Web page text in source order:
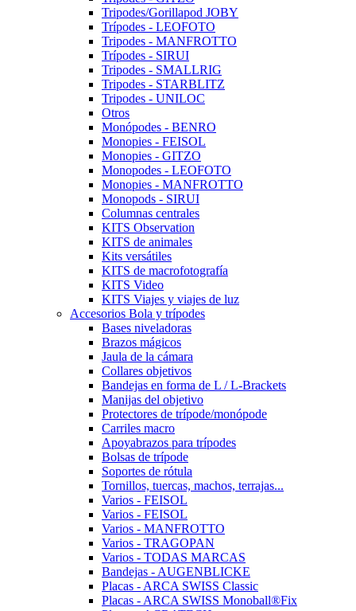
Tripodes/Gorillapod JOBY
Trípodes - LEOFOTO
Tripodes - MANFROTTO
Trípodes - SIRUI
Tripodes - SMALLRIG
Tripodes - STARBLITZ
Tripodes - UNILOC
Otros
Monópodes - BENRO
Monopies - FEISOL
Monopies - GITZO
Monopodes - LEOFOTO
Monopies - MANFROTTO
Monopods - SIRUI
Columnas centrales
KITS Observation
KITS de animales
Kits versátiles
KITS de macrofotografía
KITS Video
KITS Viajes y viajes de luz
Accesorios Bola y trípodes
Bases niveladoras
Brazos mágicos
Jaula de la cámara
Collares objetivos
Bandejas en forma de L / L-Brackets
Manijas del objetivo
Protectores de trípode/monópode
Carriles macro
Apoyabrazos para trípodes
Bolsas de trípode
Soportes de rótula
Tornillos, tuercas, machos, terrajas...
Varios - FEISOL
Varios - FEISOL
Varios - MANFROTTO
Varios - TRAGOPAN
Varios - TODAS MARCAS
Bandejas - AUGENBLICKE
Placas - ARCA SWISS Classic
Placas - ARCA SWISS Monoball®Fix